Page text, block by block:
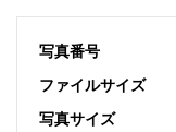
写真番号
ファイルサイズ
写真サイズ